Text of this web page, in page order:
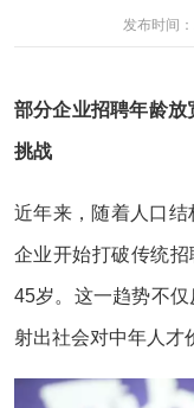
发布时间
部分企业招聘年龄
挑战
近年来，随着人口
企业开始打破传统招
45岁。这一趋势不
射出社会对中年人才